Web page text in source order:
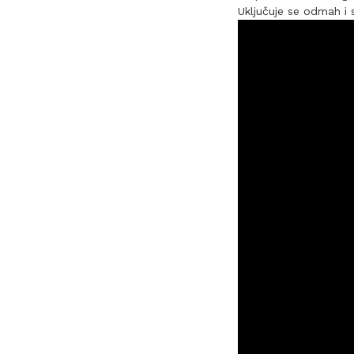
Uključuje se odmah i